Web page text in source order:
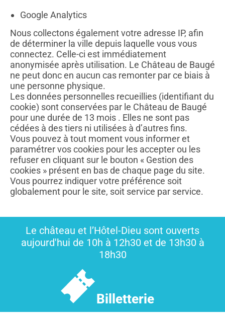
Google Analytics
Nous collectons également votre adresse IP, afin
de déterminer la ville depuis laquelle vous vous
connectez. Celle-ci est immédiatement
anonymisée après utilisation. Le Château de Baugé
ne peut donc en aucun cas remonter par ce biais à
une personne physique.
Les données personnelles recueillies (identifiant du
cookie) sont conservées par le Château de Baugé
pour une durée de 13 mois . Elles ne sont pas
cédées à des tiers ni utilisées à d’autres fins.
Vous pouvez à tout moment vous informer et
paramétrer vos cookies pour les accepter ou les
refuser en cliquant sur le bouton « Gestion des
cookies » présent en bas de chaque page du site.
Vous pourrez indiquer votre préférence soit
globalement pour le site, soit service par service.
Le château et l’Hôtel-Dieu sont ouverts
aujourd'hui de 10h à 12h30 et de 13h30 à
18h30
Billetterie